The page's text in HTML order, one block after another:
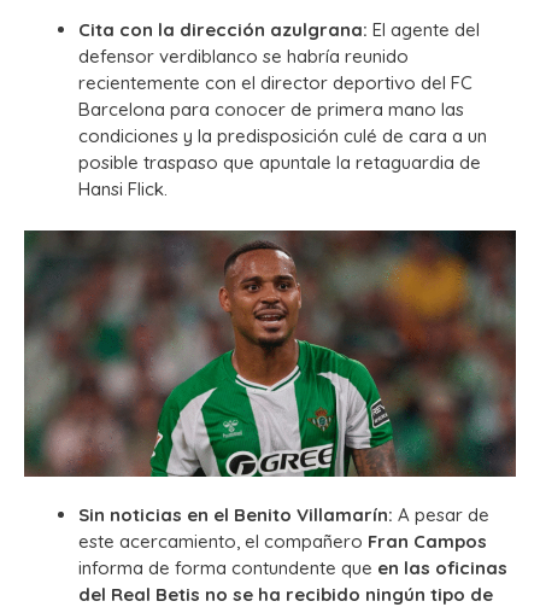
Cita con la dirección azulgrana: El agente del
defensor verdiblanco se habría reunido
recientemente con el director deportivo del FC
Barcelona para conocer de primera mano las
condiciones y la predisposición culé de cara a un
posible traspaso que apuntale la retaguardia de
Hansi Flick.
Sin noticias en el Benito Villamarín: A pesar de
este acercamiento, el compañero Fran Campos
informa de forma contundente que en las oficinas
del Real Betis no se ha recibido ningún tipo de